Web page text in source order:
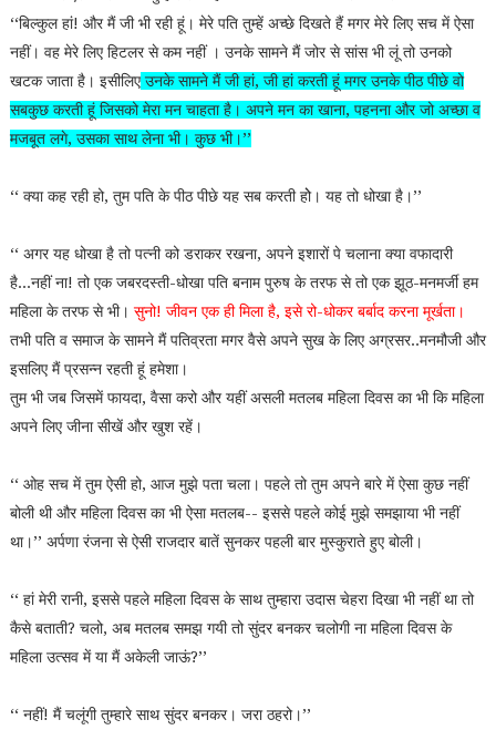
‘‘बिल्कुल हां! और मैं जी भी रही हूं। मेरे पति तुम्हें अच्छे दिखते हैं मगर मेरे लिए सच में ऐसा
नहीं। वह मेरे लिए हिटलर से कम नहीं । उनके सामने मैं जोर से सांस भी लूं तो उनको
खटक जाता है। इसीलिएउनके सामने मैं जी हां, जी हां करती हूं मगर उनके पीठ पीछे वो
सबकुछ करती हूं जिसको मेरा मन चाहता है। अपने मन का खाना, पहनना और जो अच्छा व
मजबूत लगे, उसका साथ लेना भी। कुछ भी।’’
‘‘ क्या कह रही हो, तुम पति के पीठ पीछे यह सब करती होे। यह तो धोखा है।’’
‘‘ अगर यह धोखा है तो पत्नी को डराकर रखना, अपने इशारों पे चलाना क्या वफादारी
है...नहीं ना! तो एक जबरदस्ती-धोखा पति बनाम पुरुष के तरफ से तो एक झूठ-मनमर्जी हम
महिला के तरफ से भी। सुनो! जीवन एक ही मिला है, इसे रो-धोकर बर्बाद करना मूर्खता।
तभी पति व समाज के सामने मैं पतिव्रता मगर वैसे अपने सुख के लिए अग्रसर..मनमौजी और
इसलिए मैं प्रसन्न रहती हूं हमेशा।
तुम भी जब जिसमें फायदा, वैसा करो और यहीं असली मतलब महिला दिवस का भी कि महिला
अपने लिए जीना सीखें और खुश रहें।
‘‘ ओह सच में तुम ऐसी हो, आज मुझे पता चला। पहले तो तुम अपने बारे में ऐसा कुछ नहीं
बोली थी और महिला दिवस का भी ऐसा मतलब-- इससे पहले कोई मुझे समझाया भी नहीं
था।’’ अर्पणा रंजना से ऐसी राजदार बातें सुनकर पहली बार मुस्कुराते हुए बोली।
‘‘ हां मेरी रानी, इससे पहले महिला दिवस के साथ तुम्हारा उदास चेहरा दिखा भी नहीं था तो
कैसे बताती? चलो, अब मतलब समझ गयी तो सुंदर बनकर चलोगी ना महिला दिवस के
महिला उत्सव में या मैं अकेली जाऊं?’’
‘‘ नहीं! मैं चलूंगी तुम्हारे साथ सुंदर बनकर। जरा ठहरो।’’